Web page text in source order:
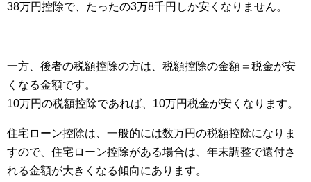
38万円控除で、たったの3万8千円しか安くなりません。
一方、後者の税額控除の方は、税額控除の金額＝税金が安
くなる金額です。
10万円の税額控除であれば、10万円税金が安くなります。
住宅ローン控除は、一般的には数万円の税額控除になりま
すので、住宅ローン控除がある場合は、年末調整で還付さ
れる金額が大きくなる傾向にあります。